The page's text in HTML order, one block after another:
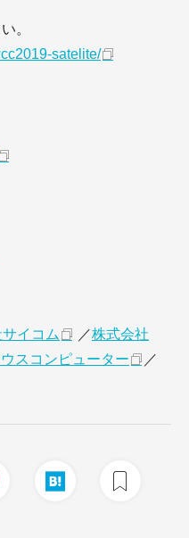
。
satelite/
イコム ／株式会社
スコンピューター
／